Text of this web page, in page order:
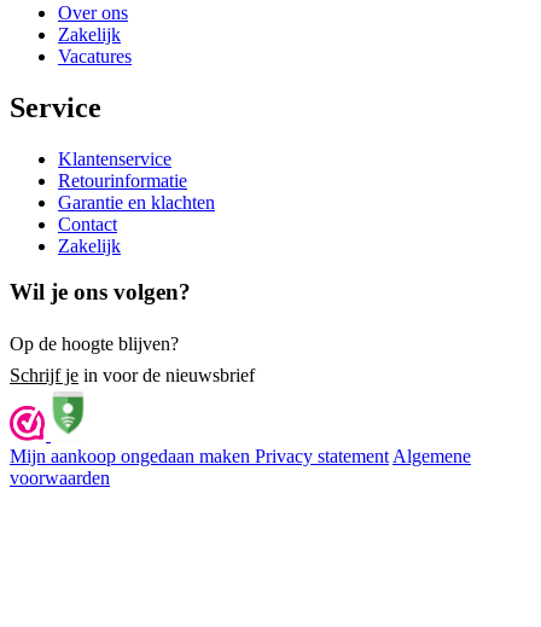
Over ons
Zakelijk
Vacatures
Service
Klantenservice
Retourinformatie
Garantie en klachten
Contact
Zakelijk
Wil je ons volgen?
Op de hoogte blijven?
Schrijf je in voor de nieuwsbrief
Mijn aankoop ongedaan maken Privacy statement Algemene
voorwaarden